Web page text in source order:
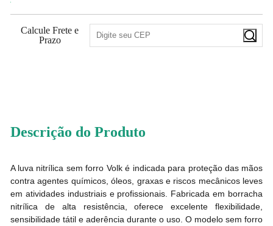
Calcule Frete e
Prazo
Descrição do Produto
A luva nitrílica sem forro Volk é indicada para proteção das mãos
contra agentes químicos, óleos, graxas e riscos mecânicos leves
em atividades industriais e profissionais. Fabricada em borracha
nitrílica de alta resistência, oferece excelente flexibilidade,
sensibilidade tátil e aderência durante o uso. O modelo sem forro